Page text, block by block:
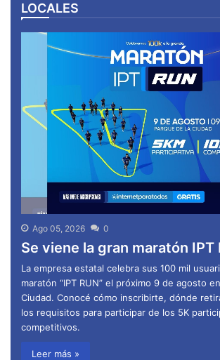
LOCALES
Ago 05, 2026 0
Se viene la gran maratón IPT
La empresa estatal celebra sus 100 mil
maratón “IPT RUN” el próximo 9 de agosto
Ciudad. Conocé cómo inscribirte, dónde
los requisitos para participar de los 5K
competitivos.
Leer más »